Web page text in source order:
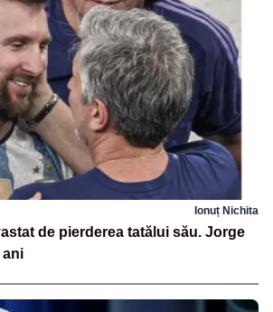
Ionuț Nichita
de pierderea tatălui său. Jorge
ani